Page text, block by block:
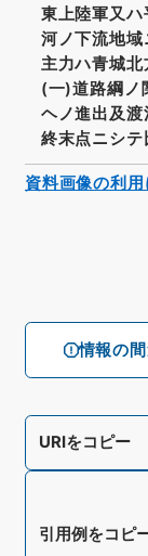
情報の
東上陸軍又
河ノ下流地
主力ハ青城
(一)道路綱ノ
ヘノ進出及
終末点ニシ
URIをコピー
引用例をコピ
資料画像の利用